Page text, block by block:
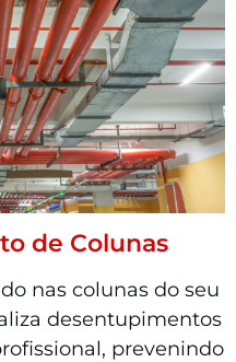
de Colunas
nas colunas do seu
desentupimentos
prevenindo